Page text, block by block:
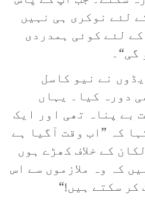
لئے نوکری ہی نہیں
لئے کوئی ہمدردی
گی“۔
نے نیو کاسل
دورہ کیا۔ یہاں
بے پناہ تھی اور ایک
کہ ”اب وقت آگیا ہے
کے خلاف کھڑے ہوں
کہ وہ ملازموں سے اس
سکتے ہیں!“